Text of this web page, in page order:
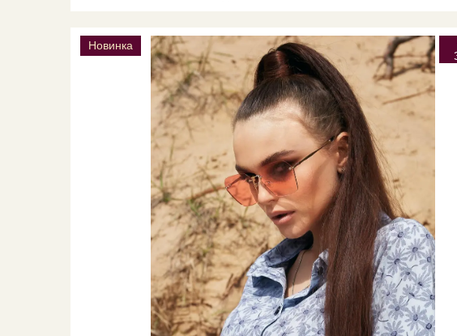
Новинка